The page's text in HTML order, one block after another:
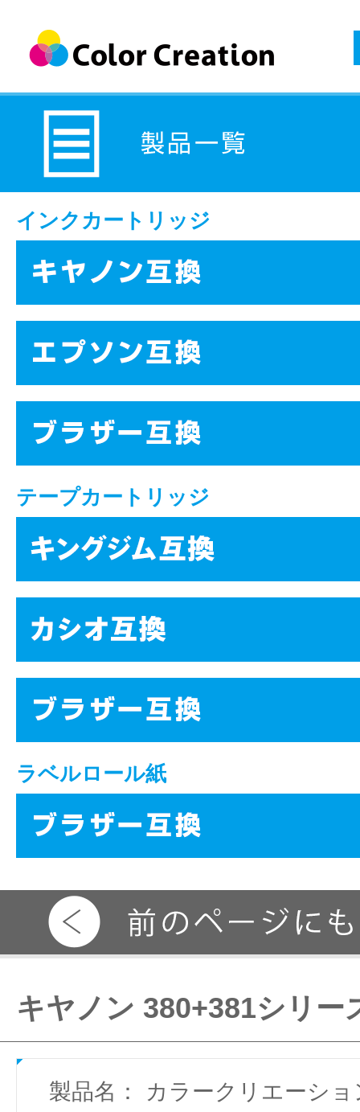
インクカートリッジ
テープカートリッジ
ラベルロール紙
キヤノン 380+381シリー
製品名： カラークリエーシ